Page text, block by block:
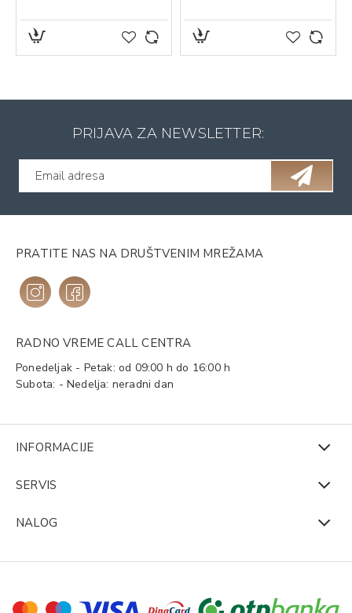
PRIJAVA ZA NEWSLETTER:
PRATITE NAS NA DRUŠTVENIM MREŽAMA
RADNO VREME CALL CENTRA
Ponedeljak - Petak: od 09:00 h do 16:00 h
Subota: - Nedelja: neradni dan
INFORMACIJE
SERVIS
NALOG